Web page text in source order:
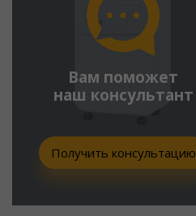
Вам поможет
наш консультант
Получить консультацию